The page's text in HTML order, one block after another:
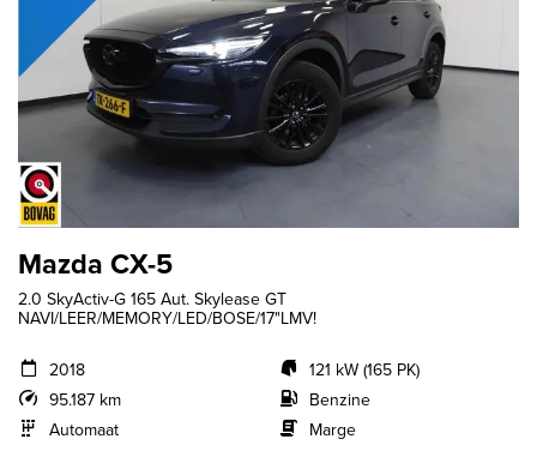
Mazda CX-5
2.0 SkyActiv-G 165 Aut. Skylease GT
NAVI/LEER/MEMORY/LED/BOSE/17"LMV!
2018
95.187 km
Automaat
121 kW (165 PK)
Benzine
Marge